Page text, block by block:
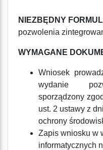
NIEZBĘDNY
pozwolenia
WYMAGANE
Wniosek
wydanie
sporządzony
ust. 2 ustawy z
ochrony
Zapis wniosku w
informatycznych